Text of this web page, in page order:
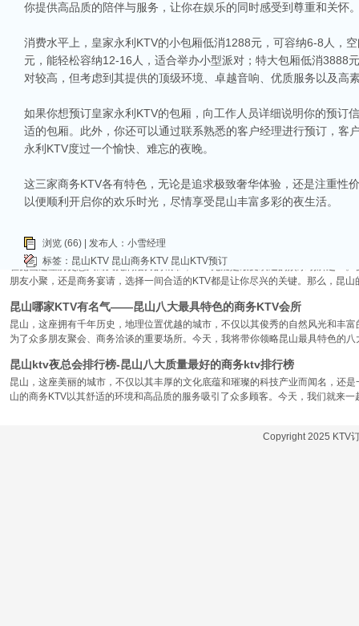
相关推荐
昆山ktv夜场哪里好玩-昆山八大便宜好玩的商务ktv会所排名
昆山天外天KTV以其优雅的环境和周到的服务著称。这里不仅拥有现代的音响设
昆山ktv哪个比较好-昆山八大比较好的ktv娱乐会所推荐
昆山，一座充满活力与魅力的城市，以其丰富的美食、独特的文化和而闻名。如
让我们一起来看看，昆山有哪些比较好的KTV娱乐会所，给你带来无与伦比的唱歌
昆山市区周边有哪些好玩的ktv-昆山五大高端ktv排名
昆山位于江苏省苏州市，是一个经济蓬勃发展的城市，不仅在商业、旅游等方
律。和其他城市一样，昆山的KTV也有高低之分，而高端KTV以其绝佳的环境、
昆山ktv夜总会哪家好-昆山八大最好玩的商务ktv推荐
在昆山这座历史悠久而又充满活力的城市，KTV无疑是最受欢迎的娱乐场所之一
朋友小聚，还是商务宴请，选择一间合适的KTV都是让你尽兴的关键。那么，昆
昆山哪家KTV有名气——昆山八大最具特色的商务KTV会所
昆山，这座拥有千年历史，地理位置优越的城市，不仅以其俊秀的自然风光和丰
为了众多朋友聚会、商务洽谈的重要场所。今天，我将带你领略昆山最具特色的
昆山ktv夜总会排行榜-昆山八大质量最好的商务ktv排行榜
昆山，这座美丽的城市，不仅以其丰厚的文化底蕴和璀璨的科技产业而闻名，还
山的商务KTV以其舒适的环境和高品质的服务吸引了众多顾客。今天，我们就来
你提供高品质的陪伴与服务，让你在娱乐的同时感受到尊重和关怀
消费水平上，皇家永利KTV的小包厢低消1288元，可容纳6-8人，
元，能轻松容纳12-16人，适合举办小型派对；特大包厢低消3888
对较高，但考虑到其提供的顶级环境、卓越音响、优质服务以及
如果你想预订皇家永利KTV的包厢，向工作人员详细说明你的预订
适的包厢。此外，你还可以通过联系熟悉的客户经理进行预订，
永利KTV度过一个愉快、难忘的夜晚。
这三家商务KTV各有特色，无论是追求极致奢华体验，还是注重性
以便顺利开启你的欢乐时光，尽情享受昆山丰富多彩的夜生活。
浏览 (66) | 发布人：小雪经理
标签： 昆山KTV 昆山商务KTV 昆山KTV预订
Copyright 2025 KTV